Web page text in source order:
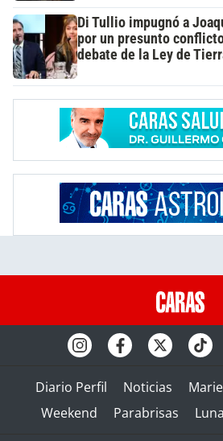
Di Tullio impugnó a
por un presunto
debate de la Ley de
Diario Perfil Noticias
Weekend
Parabrisas